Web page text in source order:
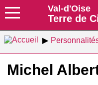
Val-d'Oise
Terre de
Michel